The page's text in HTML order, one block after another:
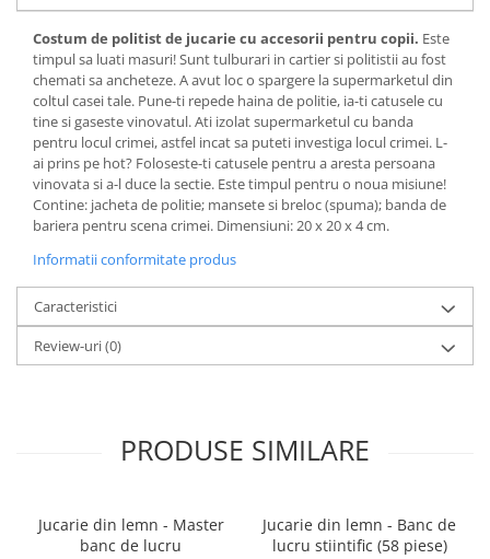
Costum de politist de jucarie cu accesorii pentru copii. Este
timpul sa luati masuri! Sunt tulburari in cartier si politistii au fost
chemati sa ancheteze. A avut loc o spargere la supermarketul din
coltul casei tale. Pune-ti repede haina de politie, ia-ti catusele cu
tine si gaseste vinovatul. Ati izolat supermarketul cu banda
pentru locul crimei, astfel incat sa puteti investiga locul crimei. L-
ai prins pe hot? Foloseste-ti catusele pentru a aresta persoana
vinovata si a-l duce la sectie. Este timpul pentru o noua misiune!
Contine: jacheta de politie; mansete si breloc (spuma); banda de
bariera pentru scena crimei. Dimensiuni: 20 x 20 x 4 cm.
Informatii conformitate produs
Caracteristici
Review-uri(0)
PRODUSE SIMILARE
Jucarie din lemn - Master
banc de lucru
Jucarie din lemn - Banc de
lucru stiintific (58 piese)